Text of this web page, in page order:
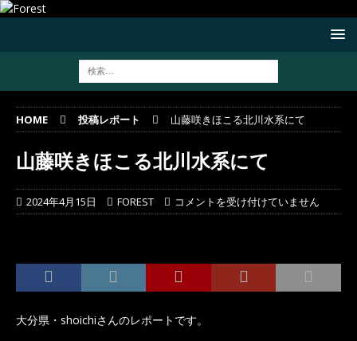
HOME 投稿レポート 山藤咲きほこる北川水系にて
山藤咲きほこる北川水系にて
2024年4月15日 FOREST コメントを受け付けていません
大分県・shoichiさんのレポートです。